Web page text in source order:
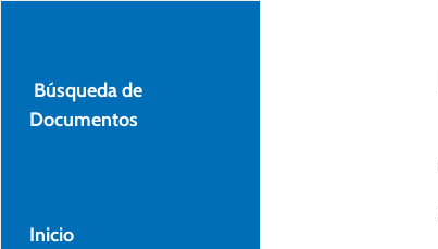
Búsqueda de
Documentos
Inicio